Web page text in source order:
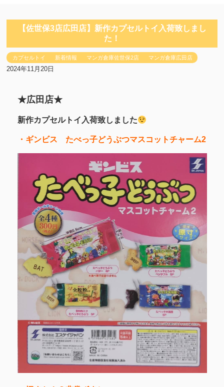
【佐世保3店広田店】新作カプセルトイ入荷致しまし
た！
カプセルトイ 新着情報 マンガ倉庫佐世保2店 マンガ倉庫広田店
2024年11月20日
★広田店★
新作カプセルトイ入荷致しました
・ギンビス たべっ子どうぶつマスコットチャーム2